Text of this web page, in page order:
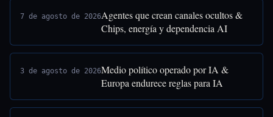
7 de agosto de 2026Agentes que crean canales ocultos &
Chips, energía y dependencia AI
3 de agosto de 2026Medio político operado por IA &
Europa endurece reglas para IA